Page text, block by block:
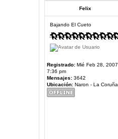
Felix
Bajando El Cueto
Registrado:Mié Feb 28, 2007
7:36 pm
Mensajes:3642
Ubicación:Naron - La Coruña